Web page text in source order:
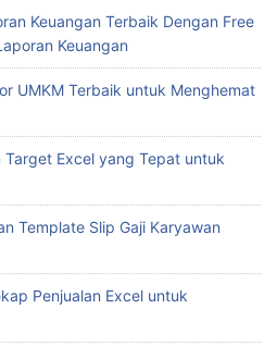
Keuangan Terbaik Dengan Free
Keuangan
UMKM Terbaik untuk Menghemat
Excel yang Tepat untuk
Template Slip Gaji Karyawan
Penjualan Excel untuk